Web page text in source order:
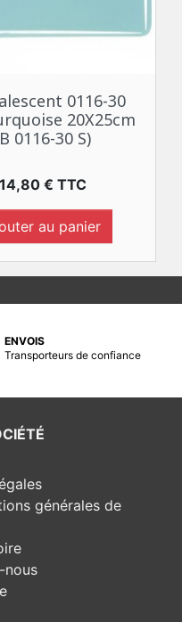
Aperçu rapide0116-30
20X25cm
0116-30 S)
Prix
14,80 € TTC
au panier
ENVOIS
Transporteurs de confiance
générales de
nous